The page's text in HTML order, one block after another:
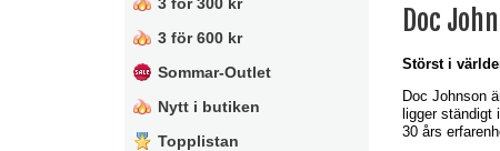
3 för 600 kr
Sommar-Outlet
Nytt i butiken
Topplistan
Doc
Störst i
Doc Johnson
ligger ständigt
30 års